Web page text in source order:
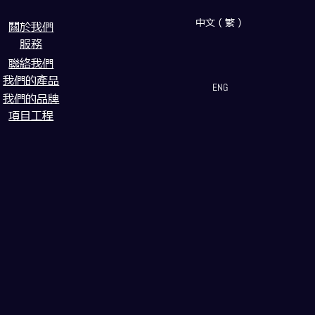
闗於我們
服務
聯絡我們
我們的產品
我們的品牌
項目工程
中文（繁）
ENG